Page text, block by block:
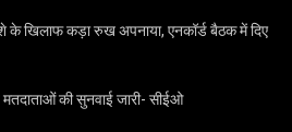
के खिलाफ कड़ा रुख अपनाया, एनकॉर्ड बैठक में दिए
की सुनवाई जारी- सीईओ